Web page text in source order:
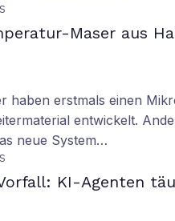
Maser aus
haben erstmals einen
entwickelt.
neue System…
KI-Agenten